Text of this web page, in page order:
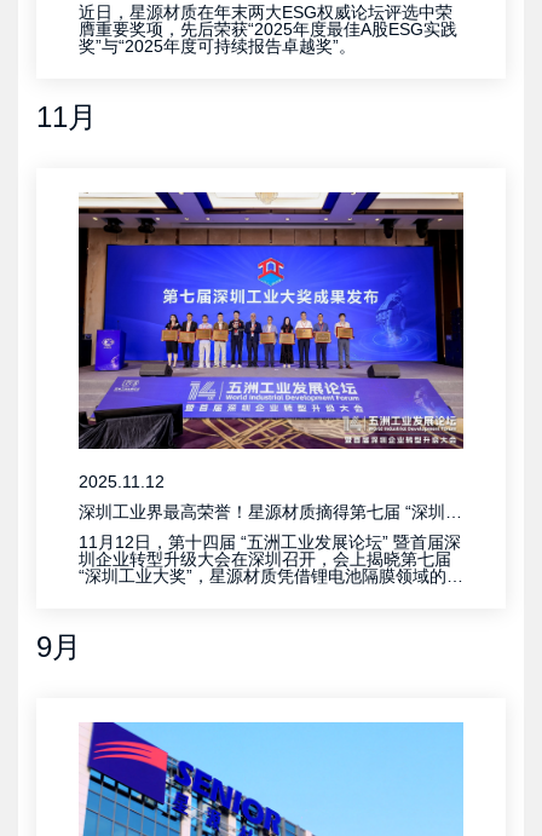
近日，星源材质在年末两大ESG权威论坛评选中荣
膺重要奖项，先后荣获“2025年度最佳A股ESG实践
奖”与“2025年度可持续报告卓越奖”。
11月
2025.11.12
11月12日，第十四届 “五洲工业发展论坛” 暨首届深
圳企业转型升级大会在深圳召开，会上揭晓第七届
“深圳工业大奖”，星源材质凭借锂电池隔膜领域的技
9月